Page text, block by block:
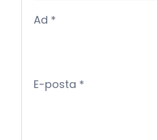
Ad *
E-posta *